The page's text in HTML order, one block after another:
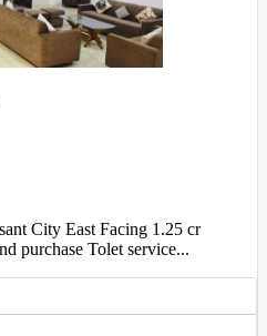
City East Facing 1.25 cr
purchase Tolet service...